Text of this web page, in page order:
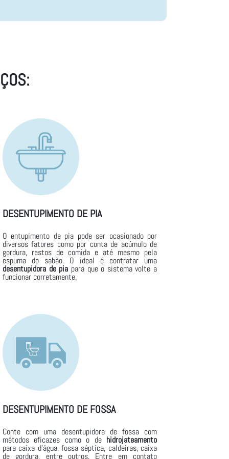
DESENTUPIMENTO DE PIA
O entupimento de pia pode ser ocasionado por
diversos fatores como por conta de acúmulo de
gordura, restos de comida e até mesmo pela
espuma do sabão. O ideal é contratar uma
desentupidora de pia para que o sistema volte a
funcionar corretamente.
DESENTUPIMENTO DE FOSSA
Conte com uma desentupidora de fossa com
métodos eficazes como o de hidrojateamento
para caixa d’água, fossa séptica, caldeiras, caixa
de gordura, entre outros. Entre em contato